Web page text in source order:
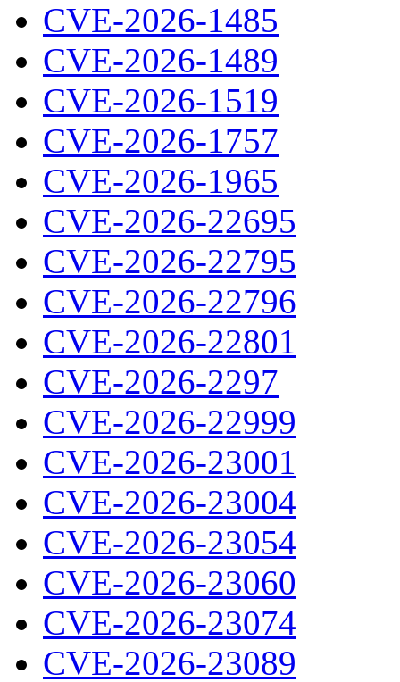
CVE-2026-1485
CVE-2026-1489
CVE-2026-1519
CVE-2026-1757
CVE-2026-1965
CVE-2026-22695
CVE-2026-22795
CVE-2026-22796
CVE-2026-22801
CVE-2026-2297
CVE-2026-22999
CVE-2026-23001
CVE-2026-23004
CVE-2026-23054
CVE-2026-23060
CVE-2026-23074
CVE-2026-23089